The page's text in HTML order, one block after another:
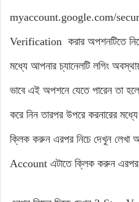
myaccount.google.com/
Verification করার অপশনটিতে
মধ্যে আপনার চ্যানেলটি লগিং
ভাবে এই অপশনে যেতে পারেন তা
করে নিন তারপর উপরে করনারের
ক্লিক করুন এরপর নিচে দেখুন
Account এটাতে ক্লিক করুন